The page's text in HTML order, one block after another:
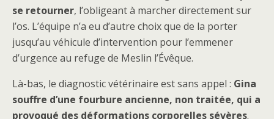
se retourner, l’obligeant à marcher directement sur
l’os. L’équipe n’a eu d’autre choix que de la porter
jusqu’au véhicule d’intervention pour l’emmener
d’urgence au refuge de Meslin l’Évêque.
Là-bas, le diagnostic vétérinaire est sans appel : Gina
souffre d’une fourbure ancienne, non traitée, qui a
provoqué des déformations corporelles sévères.